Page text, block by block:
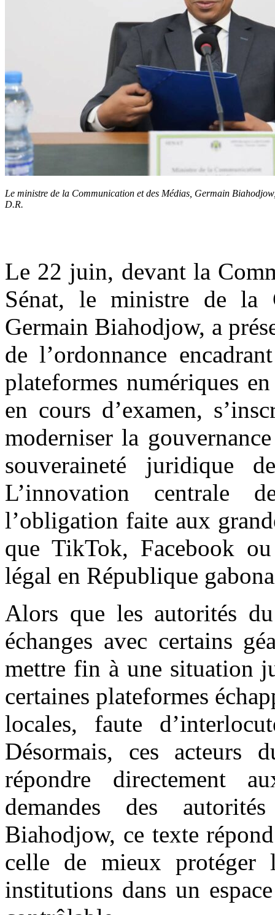
Le ministre de la Communication et des Médias, Germain
D.R.
Le 22 juin, devant la
Sénat, le ministre de la
Germain Biahodjow, a
de l’ordonnance
plateformes numériques
en cours d’examen,
moderniser la
souveraineté juridique
L’innovation centrale
l’obligation faite aux
que TikTok, Facebook
légal en République
Alors que les autorités
échanges avec certains
mettre fin à une situation
certaines plateformes
locales, faute
Désormais, ces acteurs
répondre directement
demandes des
Biahodjow, ce texte
celle de mieux protéger
institutions dans un